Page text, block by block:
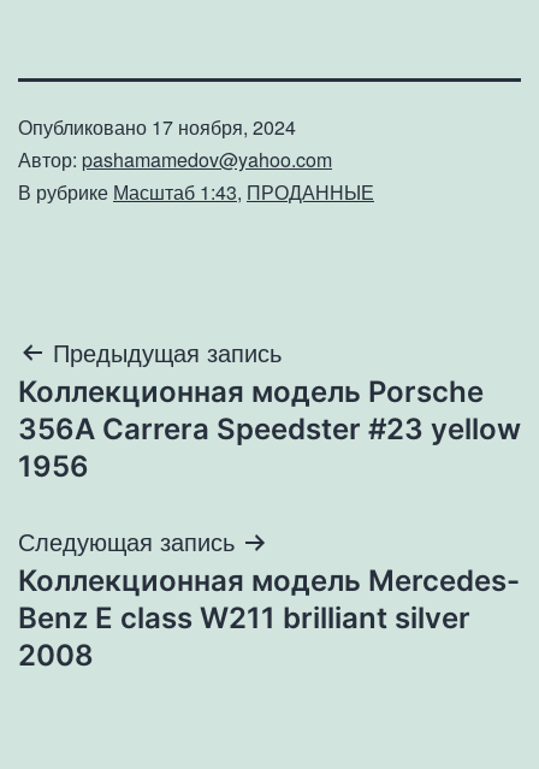
Опубликовано 17 ноября, 2024
Автор: pashamamedov@yahoo.com
В рубрике Масштаб 1:43, ПРОДАННЫЕ
Навигация
по
записям
Предыдущая запись
Коллекционная модель Porsche
356A Carrera Speedster #23 yellow
1956
Следующая запись
Коллекционная модель Mercedes-
Benz E class W211 brilliant silver
2008